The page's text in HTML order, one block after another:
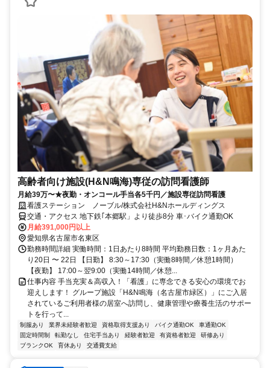
高齢者向け施設(H&N鳴海)専従の訪問看護師
月給39万〜★夜勤・オンコール手当各5千円／施設専従訪問看護
看護ステーション ノーブル/株式会社H&Nホールディングス
交通・アクセス 地下鉄｢本郷駅」より徒歩8分 車･バイク通勤OK
月給391,000円以上
愛知県名古屋市名東区
勤務時間詳細 実働時間：1日あたり8時間 平均勤務日数：1ヶ月あた
り20日 〜 22日 【日勤】 8:30～17:30（実働8時間／休憩1時間）
【夜勤】 17:00～翌9:00（実働14時間／休憩...
仕事内容 手当充実＆高収入！「看護」に専念できる安心の環境でお
迎えします！ グループ施設「H&N鳴海（名古屋市緑区）」にご入居
されているご利用者様の居室へ訪問し、健康管理や療養生活のサポー
トを行って...
制服あり 業界未経験者歓迎 資格取得支援あり バイク通勤OK
車通勤OK
固定時間制
転勤なし 住宅手当あり 経験者歓迎 有資格者歓迎
研修あり
ブランクOK
育休あり 交通費支給